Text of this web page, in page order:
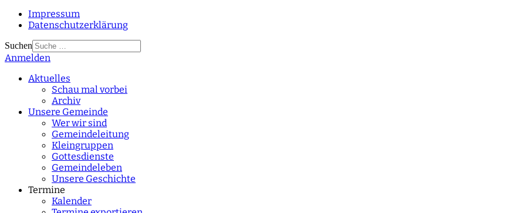
Impressum
Datenschutzerklärung
Suchen
Type 2 or more
Anmelden
Aktuelles
Schau mal vorbei
Archiv
Unsere Gemeinde
Wer wir sind
Gemeindeleitung
Kleingruppen
Gottesdienste
Gemeindeleben
Unsere Geschichte
Termine
Kalender